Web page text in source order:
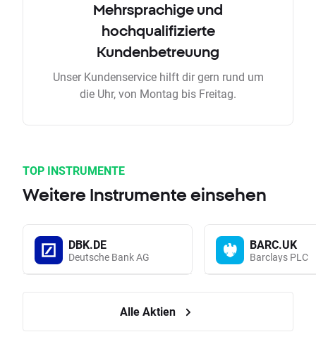
Mehrsprachige und
hochqualifizierte
Kundenbetreuung
Unser Kundenservice hilft dir gern rund um
die Uhr, von Montag bis Freitag.
TOP INSTRUMENTE
Weitere Instrumente einsehen
DBK.DE
Deutsche Bank AG
BARC.UK
Barclays PLC
Alle Aktien